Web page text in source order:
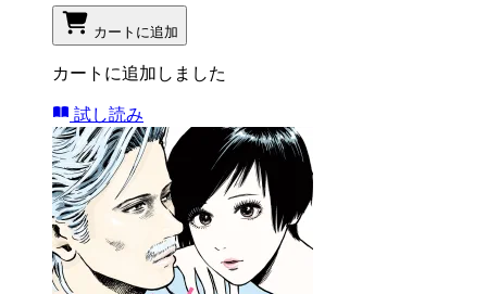
カートに追加
カートに追加しました
試し読み